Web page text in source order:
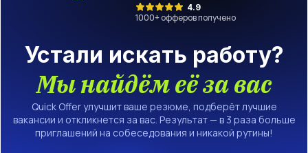
4.9
1000+ офферов получено
Устали искать работу?
Мы найдём её за вас
Quick Offer улучшит ваше резюме, подберёт лучшие
вакансии и откликнется за вас. Результат — в 3 раза больше
приглашений на собеседования и никакой рутины!